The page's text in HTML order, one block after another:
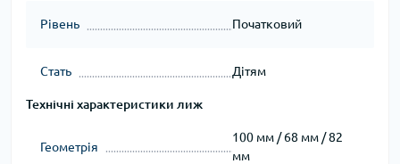
Рівень Початковий
Стать Дітям
Технічні характеристики лиж
Геометрія
100 мм / 68 мм / 82
мм